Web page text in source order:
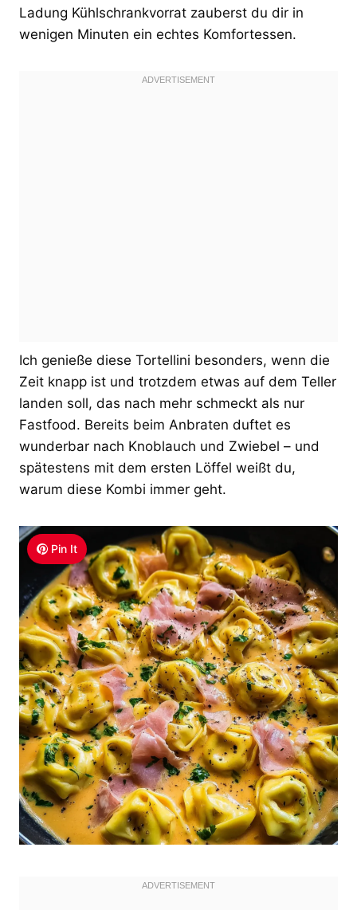
Ladung Kühlschrankvorrat zauberst du dir in
wenigen Minuten ein echtes Komfortessen.
Ich genieße diese Tortellini besonders, wenn die
Zeit knapp ist und trotzdem etwas auf dem Teller
landen soll, das nach mehr schmeckt als nur
Fastfood. Bereits beim Anbraten duftet es
wunderbar nach Knoblauch und Zwiebel – und
spätestens mit dem ersten Löffel weißt du,
warum diese Kombi immer geht.
Pin It